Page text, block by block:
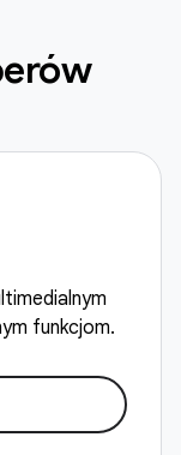
funkcjom.